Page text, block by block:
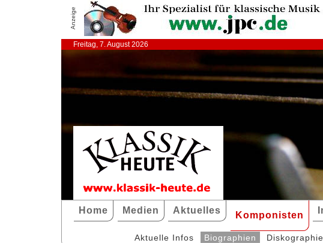
Anzeige
Freitag, 7. August 2026
Home Medien Aktuelles Komponisten
Aktuelle Infos Biographien